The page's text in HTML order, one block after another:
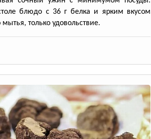
блюдо с 36 г белка и ярким вкусом
только удовольствие.